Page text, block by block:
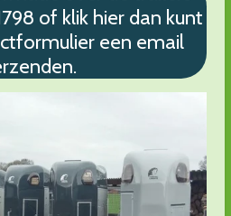
of klik hier dan kunt
een email